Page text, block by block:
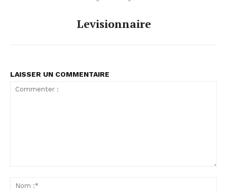
Levisionnaire
LAISSER UN COMMENTAIRE